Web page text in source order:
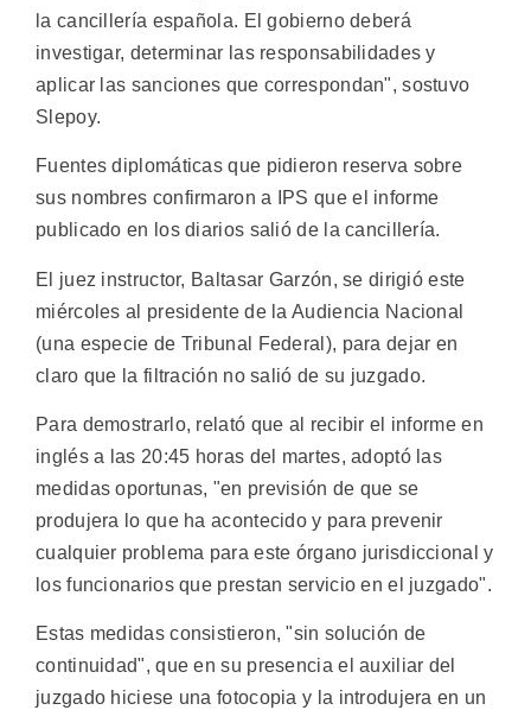
la cancillería española. El gobierno deberá
investigar, determinar las responsabilidades y
aplicar las sanciones que correspondan", sostuvo
Slepoy.
Fuentes diplomáticas que pidieron reserva sobre
sus nombres confirmaron a IPS que el informe
publicado en los diarios salió de la cancillería.
El juez instructor, Baltasar Garzón, se dirigió este
miércoles al presidente de la Audiencia Nacional
(una especie de Tribunal Federal), para dejar en
claro que la filtración no salió de su juzgado.
Para demostrarlo, relató que al recibir el informe en
inglés a las 20:45 horas del martes, adoptó las
medidas oportunas, "en previsión de que se
produjera lo que ha acontecido y para prevenir
cualquier problema para este órgano jurisdiccional y
los funcionarios que prestan servicio en el juzgado".
Estas medidas consistieron, "sin solución de
continuidad", que en su presencia el auxiliar del
juzgado hiciese una fotocopia y la introdujera en un